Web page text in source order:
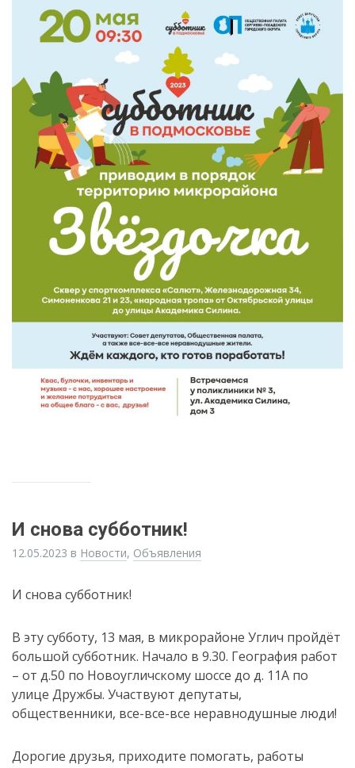
И снова субботник!
12.05.2023 в Новости, Объявления
И снова субботник!
В эту субботу, 13 мая, в микрорайоне Углич пройдёт
большой субботник. Начало в 9.30. География работ
– от д.50 по Новоугличскому шоссе до д. 11А по
улице Дружбы. Участвуют депутаты,
общественники, все-все-все неравнодушные люди!
Дорогие друзья, приходите помогать, работы